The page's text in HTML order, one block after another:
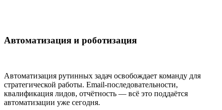
Автоматизация и роботизация
Автоматизация рутинных задач освобождает команду для
стратегической работы. Email-последовательности,
квалификация лидов, отчётность — всё это поддаётся
автоматизации уже сегодня.